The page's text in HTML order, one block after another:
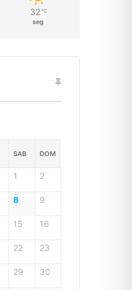
32 ℃
seg
SAB DOM
1 2
8 9
15 16
22 23
29 30